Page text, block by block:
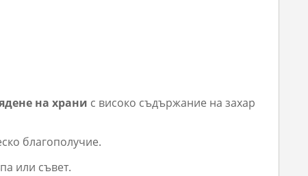
на храни с високо съдържание на захар
благополучие.
или съвет.